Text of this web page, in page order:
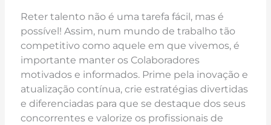
Reter talento não é uma tarefa fácil, mas é
possível! Assim, num mundo de trabalho tão
competitivo como aquele em que vivemos, é
importante manter os Colaboradores
motivados e informados. Prime pela inovação e
atualização contínua, crie estratégias divertidas
e diferenciadas para que se destaque dos seus
concorrentes e valorize os profissionais de